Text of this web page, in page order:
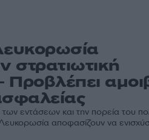
στρατιωτική
εντάσεων και την πορεία του
αποφασίζουν να